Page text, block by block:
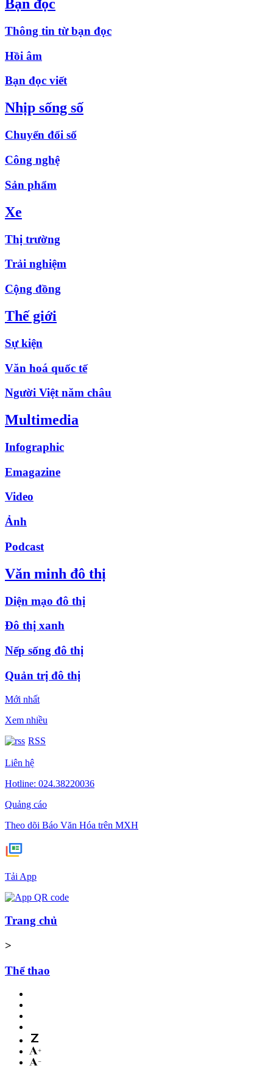
Bạn đọc
Thông tin từ bạn đọc
Hồi âm
Bạn đọc viết
Nhịp sống số
Chuyển đổi số
Công nghệ
Sản phẩm
Xe
Thị trường
Trải nghiệm
Cộng đồng
Thế giới
Sự kiện
Văn hoá quốc tế
Người Việt năm châu
Multimedia
Infographic
Emagazine
Video
Ảnh
Podcast
Văn minh đô thị
Diện mạo đô thị
Đô thị xanh
Nếp sống đô thị
Quản trị đô thị
Mới nhất
Xem nhiều
RSS
Liên hệ
Hotline: 024.38220036
Quảng cáo
Theo dõi Báo Văn Hóa trên MXH
Tải App
Trang chủ
>
Thể thao